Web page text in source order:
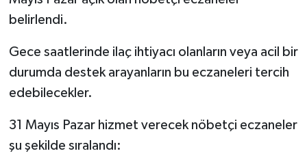
belirlendi.
Gece saatlerinde ilaç ihtiyacı olanların veya acil bir
durumda destek arayanların bu eczaneleri tercih
edebilecekler.
31 Mayıs Pazar hizmet verecek nöbetçi eczaneler
şu şekilde sıralandı: